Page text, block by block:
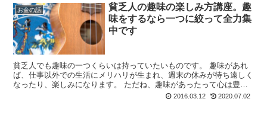
お金の話
貧乏人の趣味の楽しみ方講座。趣
味をするなら一つに絞って全力集
中です
貧乏人でも趣味の一つくらいは持っていたいものです。 趣味があれ
ば、仕事以外での生活にメリハリが生まれ、週末の休みが待ち遠しく
なったり、楽しみになります。 ただね、趣味があったって心は豊か
にならないと思うし、逆に楽しみであったはず...2016.03.12 2020.07.02